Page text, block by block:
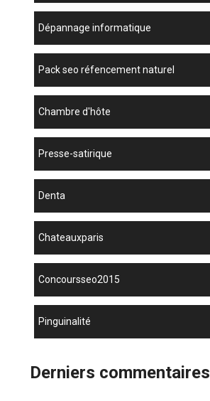
dépannage informatique
pack seo réfencement naturel
chambre d'hôte
presse-satirique
denta
chateauxparis
concoursseo2015
Pinguinalité
Derniers commentaires